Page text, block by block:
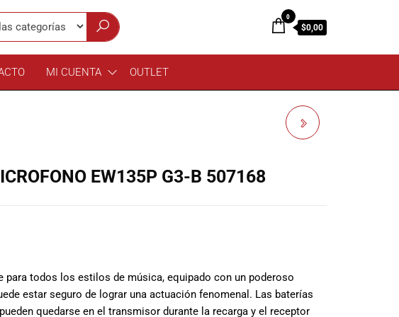
0
$0,00
MI CUENTA OUTLET
EW135P G3-B 507168
para todos los estilos de música, equipado con un poderoso
estar seguro de lograr una actuación fenomenal. Las baterías
quedarse en el transmisor durante la recarga y el receptor